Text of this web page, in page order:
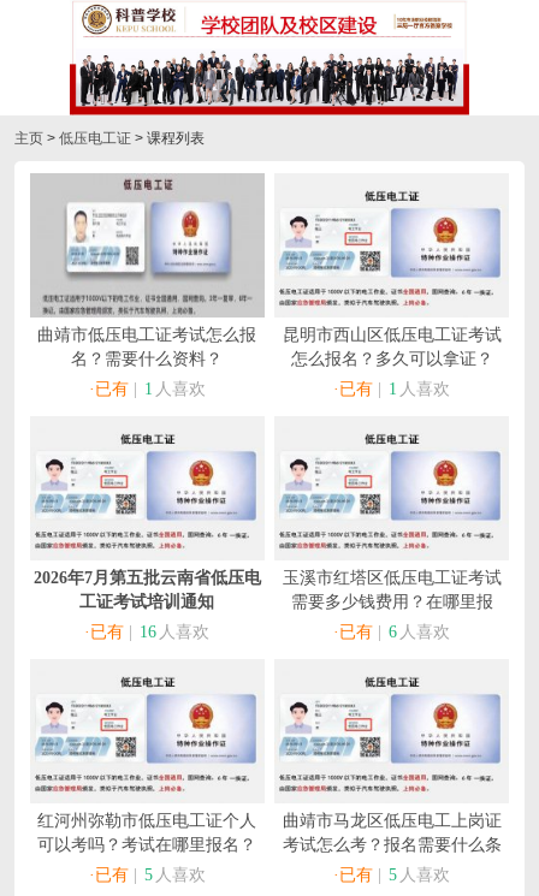
主页 > 低压电工证 > 课程列表
曲靖市低压电工证考试怎么报
名？需要什么资料？
·已有
1 人喜欢
昆明市西山区低压电工证考试
怎么报名？多久可以拿证？
·已有
1 人喜欢
2026年7月第五批云南省低压电
工证考试培训通知
·已有
16 人喜欢
玉溪市红塔区低压电工证考试
需要多少钱费用？在哪里报
名？
·已有 6 人喜欢
红河州弥勒市低压电工证个人
可以考吗？考试在哪里报名？
·已有
5 人喜欢
曲靖市马龙区低压电工上岗证
考试怎么考？报名需要什么条
件？
·已有 5 人喜欢